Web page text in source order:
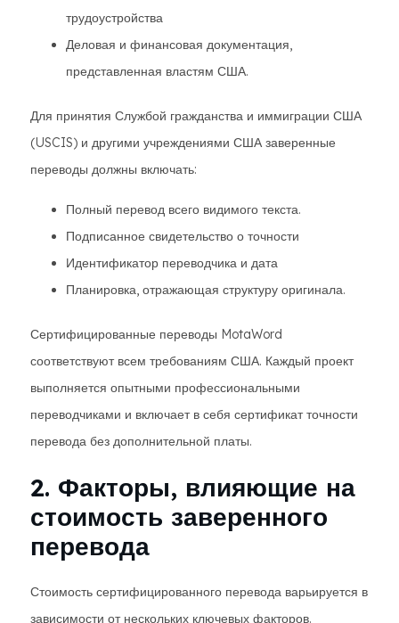
трудоустройства
Деловая и финансовая документация,
представленная властям США.
Для принятия Службой гражданства и иммиграции США
(USCIS) и другими учреждениями США заверенные
переводы должны включать:
Полный перевод всего видимого текста.
Подписанное свидетельство о точности
Идентификатор переводчика и дата
Планировка, отражающая структуру оригинала.
Сертифицированные переводы MotaWord
соответствуют всем требованиям США. Каждый проект
выполняется опытными профессиональными
переводчиками и включает в себя сертификат точности
перевода без дополнительной платы.
2. Факторы, влияющие на
стоимость заверенного
перевода
Стоимость сертифицированного перевода варьируется в
зависимости от нескольких ключевых факторов.